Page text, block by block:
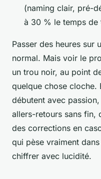
(naming clair, pré-
à 30 % le temps
Passer des heures sur
normal. Mais voir le
un trou noir, au point
quelque chose cloche.
débutent avec
allers-retours sans fin,
des corrections en
qui pèse vraiment
chiffrer avec lucidité.